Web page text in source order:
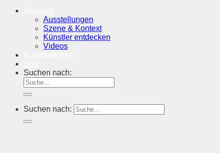
Ausstellungen
Szene & Kontext
Künstler entdecken
Videos
Suchen nach:
Suchen nach: